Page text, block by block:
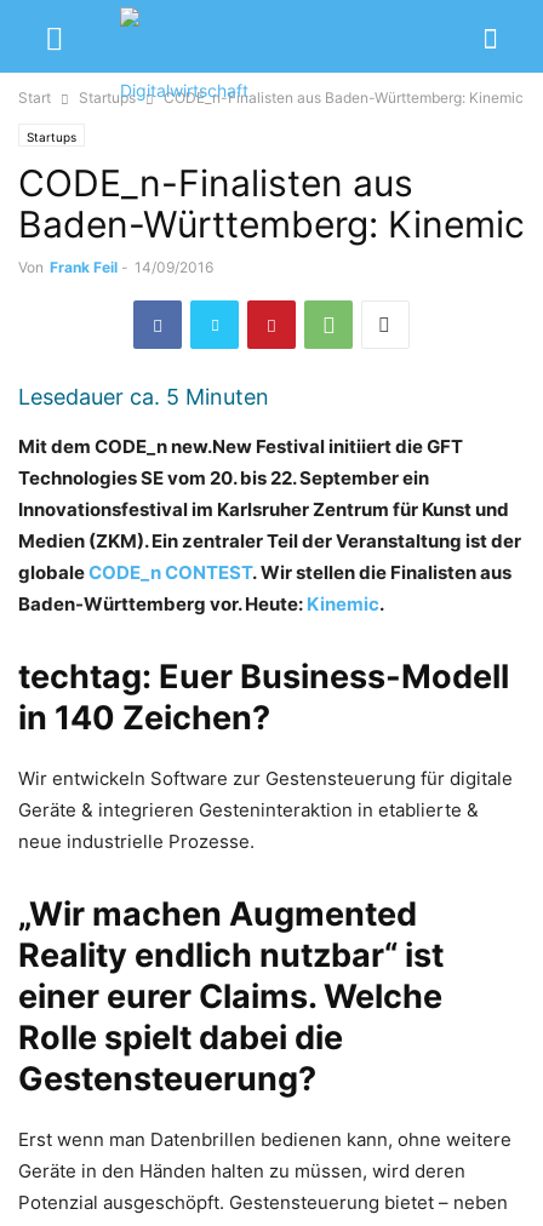
Start Startups CODE_n-Finalisten aus Baden-Württemberg: Kinemic
Startups
CODE_n-Finalisten aus
Baden-Württemberg: Kinemic
Von Frank Feil - 14/09/2016
Lesedauer ca. 5 Minuten
Mit dem CODE_n new.New Festival initiiert die GFT
Technologies SE vom 20. bis 22. September ein
Innovationsfestival im Karlsruher Zentrum für Kunst und
Medien (ZKM). Ein zentraler Teil der Veranstaltung ist der
globaleCODE_n CONTEST. Wir stellen die Finalisten aus
Baden-Württemberg vor. Heute: Kinemic.
techtag: Euer Business-Modell
in 140 Zeichen?
Wir entwickeln Software zur Gestensteuerung für digitale
Geräte & integrieren Gesteninteraktion in etablierte &
neue industrielle Prozesse.
„Wir machen Augmented
Reality endlich nutzbar“ ist
einer eurer Claims. Welche
Rolle spielt dabei die
Gestensteuerung?
Erst wenn man Datenbrillen bedienen kann, ohne weitere
Geräte in den Händen halten zu müssen, wird deren
Potenzial ausgeschöpft. Gestensteuerung bietet – neben